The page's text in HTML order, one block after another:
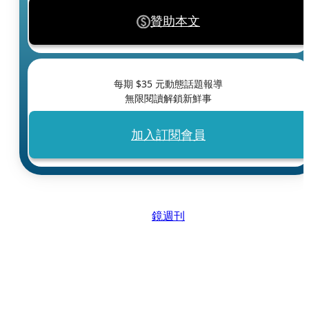
贊助本文
每期 $35 元動態話題報導
無限閱讀解鎖新鮮事
加入訂閱會員
鏡週刊